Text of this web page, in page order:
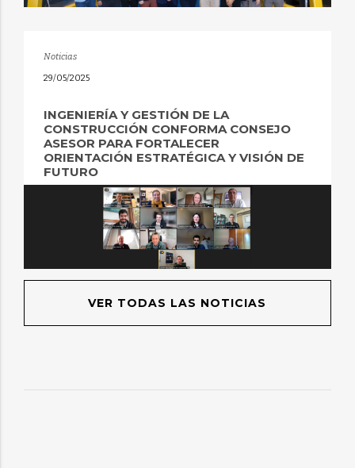
Noticias
29/05/2025
INGENIERÍA Y GESTIÓN DE LA
CONSTRUCCIÓN CONFORMA CONSEJO
ASESOR PARA FORTALECER
ORIENTACIÓN ESTRATÉGICA Y VISIÓN DE
FUTURO
VER TODAS LAS NOTICIAS